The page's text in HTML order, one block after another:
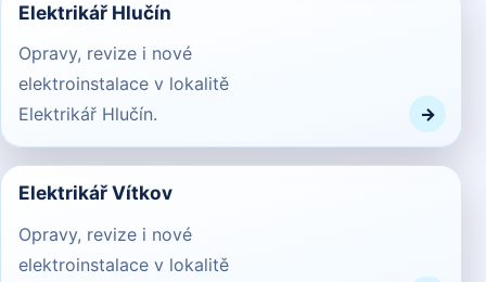
Elektrikář Hlučín
Opravy, revize i nové
elektroinstalace v lokalitě
Elektrikář Hlučín.
Elektrikář Vítkov
Opravy, revize i nové
elektroinstalace v lokalitě